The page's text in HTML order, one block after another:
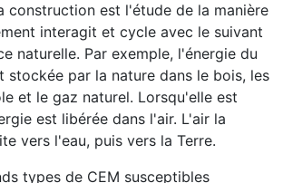
construction est l'étude de la manière
interagit et cycle avec le suivant
naturelle. Par exemple, l'énergie du
stockée par la nature dans le bois, les
et le gaz naturel. Lorsqu'elle est
est libérée dans l'air. L'air la
vers l'eau, puis vers la Terre.
types de CEM susceptibles